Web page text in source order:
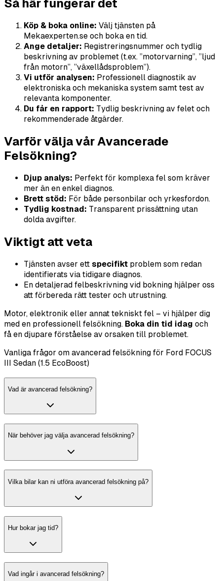
Så här fungerar det
Köp & boka online: Välj tjänsten på
Mekaexperten.se och boka en tid.
Ange detaljer: Registreringsnummer och tydlig
beskrivning av problemet (t.ex. ”motorvarning”, ”ljud
från motorn”, ”växellådsproblem”).
Vi utför analysen: Professionell diagnostik av
elektroniska och mekaniska system samt test av
relevanta komponenter.
Du får en rapport: Tydlig beskrivning av felet och
rekommenderade åtgärder.
Varför välja vår Avancerade
Felsökning?
Djup analys: Perfekt för komplexa fel som kräver
mer än en enkel diagnos.
Brett stöd: För både personbilar och yrkesfordon.
Tydlig kostnad: Transparent prissättning utan
dolda avgifter.
Viktigt att veta
Tjänsten avser ett specifikt problem som redan
identifierats via tidigare diagnos.
En detaljerad felbeskrivning vid bokning hjälper oss
att förbereda rätt tester och utrustning.
Motor, elektronik eller annat tekniskt fel – vi hjälper dig
med en professionell felsökning. Boka din tid idag och
få en djupare förståelse av orsaken till problemet.
Vanliga frågor om avancerad felsökning för Ford FOCUS
III Sedan (1.5 EcoBoost)
Vad är avancerad felsökning?
När behöver jag välja avancerad felsökning?
Vilka bilar kan ni utföra avancerad felsökning på?
Hur bokar jag tid?
Vad ingår i avancerad felsökning?